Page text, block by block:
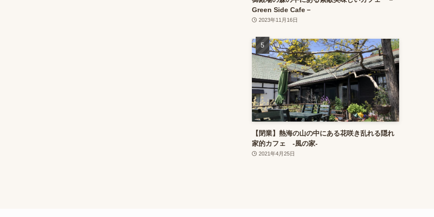
Green Side Cafe－
2023年11月16日
【閉業】熱海の山の中にある花咲き乱れる隠れ
家的カフェ ‐風の家‐
2021年4月25日